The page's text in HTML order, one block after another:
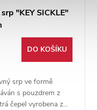
"KEY SICKLE"
DO KOŠÍKU
srp ve formě
s pouzdrem z
čepel vyrobena z